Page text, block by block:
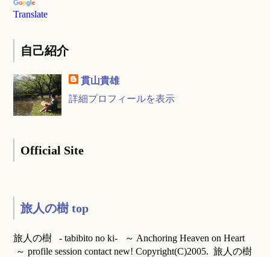
Translate
自己紹介
貫山貴雄
詳細プロフィールを表示
Official Site
旅人の樹 top
旅人の樹 - tabibito no ki- ～ Anchoring Heaven on Heart
～ profile session contact new! Copyright(C)2005. 旅人の樹